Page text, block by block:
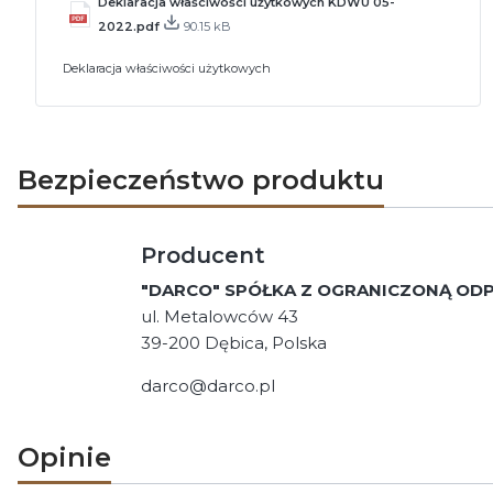
2022.pdf
90.15 kB
Deklaracja właściwości użytkowych
Bezpieczeństwo produktu
Producent
"DARCO" SPÓŁKA Z OGRANICZONĄ
ul. Metalowców 43
39-200 Dębica, Polska
darco@darco.pl
Opinie